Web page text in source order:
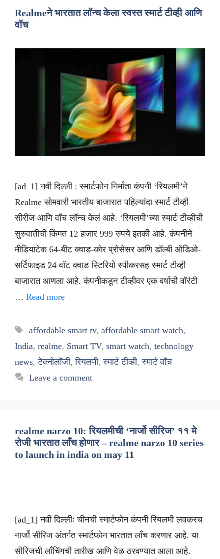
Realmeने भारतात लॉन्च केला स्वस्त स्मार्ट टीव्ही आणि
वॉच
[ad_1] नवी दिल्ली : स्मार्टफोन निर्माता कंपनी ‘रियलमी’ने
Realme सोमवारी भारतीय बाजारात पहिल्यांदा स्मार्ट टीव्ही
सीरीज आणि वॉच लॉन्च केलं आहे. ‘रियलमी’च्या स्मार्ट टीव्हीची
सुरुवातीची किंमत 12 हजार 999 रुपये इतकी आहे. कंपनीने
मीडियाटेक 64-बीट क्वाड-कोर प्रोसेसर आणि डॉल्बी ऑडिओ-
सर्टिफाइड 24 वॉट क्वाड स्टिरियो स्पीकरसह स्मार्ट टीव्ही
बाजारात आणला आहे. कंपनीकडून टीव्हीवर एक वर्षाची वॉरंटी
… Read more
Tags
affordable smart tv, affordable smart watch,
India, realme, Smart TV, smart watch, technology
news,टेक्नोलॉजी,रियलमी,स्मार्ट टीव्ही,स्मार्ट वॉच
Leave a comment
realme narzo 10: रियलमीची ‘नार्जो सीरिज’ ११ मे
रोजी भारतात लाँच होणार – realme narzo 10 series
to launch in india on may 11
[ad_1] नवी दिल्लीः चीनची स्मार्टफोन कंपनी रियलमी लवकरच
नार्जो सीरिज अंतर्गत स्मार्टफोन भारतात लाँच करणार आहे. या
सीरिजची लाँचिंगची तारीख आणि वेळ ठरवण्यात आला आहे.